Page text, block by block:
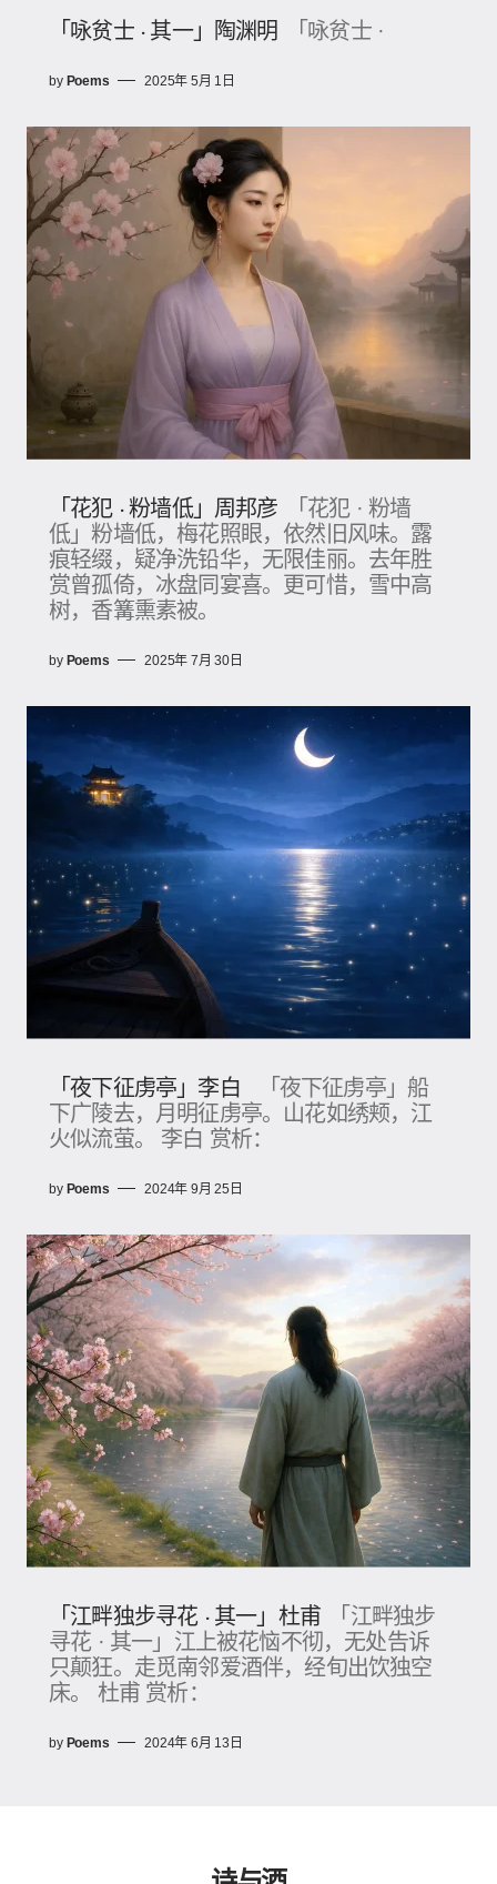
「咏贫士 · 其一」陶渊明 「咏贫士 ·
by Poems 2025年 5月 1日
「花犯 · 粉墙低」周邦彦
「花犯 · 粉墙
低」粉墙低，梅花照眼，依然旧风味。露
痕轻缀，疑净洗铅华，无限佳丽。去年胜
赏曾孤倚，冰盘同宴喜。更可惜，雪中高
树，香篝熏素被。
by Poems 2025年 7月 30日
「夜下征虏亭」李白
「夜下征虏亭」船
下广陵去，月明征虏亭。山花如绣颊，江
火似流萤。 李白 赏析：
by Poems 2024年 9月 25日
「江畔独步寻花 · 其一」杜甫
「江畔独步
寻花 · 其一」江上被花恼不彻，无处告诉
只颠狂。走觅南邻爱酒伴，经旬出饮独空
床。 杜甫 赏析：
by Poems 2024年 6月 13日